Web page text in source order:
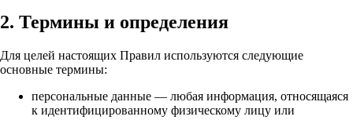
2. Термины и определения
Для целей настоящих Правил используются следующие
основные термины:
персональные данные — любая информация, относящаяся
к идентифицированному физическому лицу или